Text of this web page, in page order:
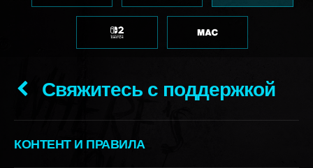
Свяжитесь с поддержкой
КОНТЕНТ И ПРАВИЛА